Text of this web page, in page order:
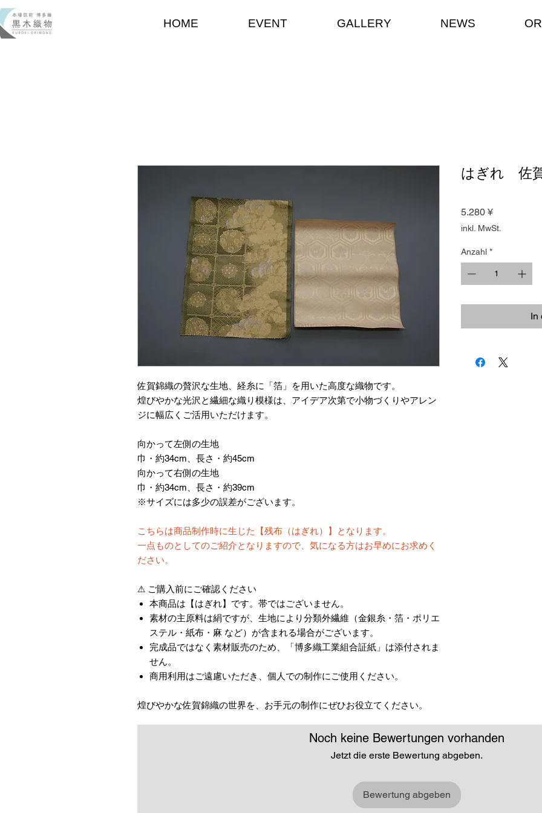
HOME EVENT GALLERY NEWS
佐賀錦織の贅沢な生地、経糸に「箔」を用いた高度な織物です。
煌びやかな光沢と繊細な織り模様は、アイデア次第で小物づくりやアレン
ジに幅広くご活用いただけます。
向かって左側の生地
巾・約34cm、長さ・約45cm
向かって右側の生地
巾・約34cm、長さ・約39cm
※サイズには多少の誤差がございます。
こちらは商品制作時に生じた【残布（はぎれ）】となります。
一点ものとしてのご紹介となりますので、気になる方はお早めにお求めく
ださい。
⚠ ご購入前にご確認ください
本商品は【はぎれ】です。帯ではございません。
素材の主原料は絹ですが、生地により分類外繊維（金銀糸・箔・ポリエ
ステル・紙布・麻 など）が含まれる場合がございます。
完成品ではなく素材販売のため、「博多織工業組合証紙」は添付されま
せん。
商用利用はご遠慮いただき、個人での制作にご使用ください。
煌びやかな佐賀錦織の世界を、お手元の制作にぜひお役立てください。
はぎれ 佐
5.280 ¥Preis
inkl. MwSt.
Anzahl *
In
Noch keine Bewertungen vorhanden
Jetzt die erste Bewertung abgeben.
Bewertung abgeben